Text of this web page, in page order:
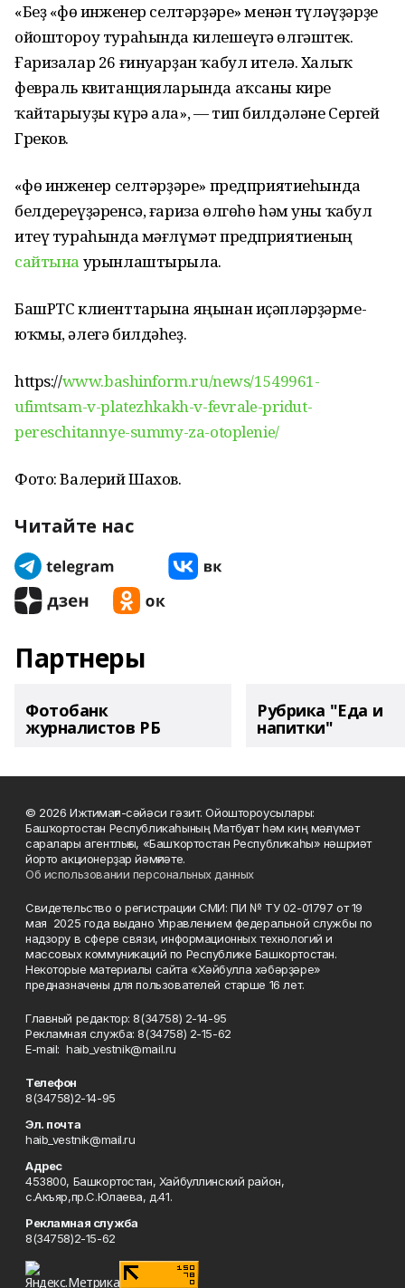
«Беҙ «Өфө инженер селтәрҙәре» менән түләүҙәрҙе
ойоштороу тураһында килешеүгә өлгәштек.
Ғаризалар 26 ғинуарҙан ҡабул ителә. Халыҡ
февраль квитанцияларында аҡсаны кире
ҡайтарыуҙы күрә ала», — тип билдәләне Сергей
Греков.
«Өфө инженер селтәрҙәре» предприятиеһында
белдереүҙәренсә, ғариза өлгөһө һәм уны ҡабул
итеү тураһында мәғлүмәт предприятиеның
сайтына урынлаштырыла.
БашРТС клиенттарына яңынан иҫәпләрҙәрме-
юҡмы, әлегә билдәһеҙ.
https://www.bashinform.ru/news/1549961-
ufimtsam-v-platezhkakh-v-fevrale-pridut-
pereschitannye-summy-za-otoplenie/
Фото: Валерий Шахов.
Читайте нас
Партнеры
Фотобанк
журналистов РБ
Рубрика "Еда и
напитки"
© 2026 Ижтимағи-сәйәси гәзит. Ойоштороусылары:
Башҡортостан Республикаһының Матбуғат һәм киң мәғлүмәт
саралары агентлығы, «Башҡортостан Республикаһы» нәшриәт
йорто акционерҙар йәмғиәте.
Об использовании персональных данных
Свидетельство о регистрации СМИ: ПИ № ТУ 02-01797 от 19
мая 2025 года выдано Управлением федеральной службы по
надзору в сфере связи, информационных технологий и
массовых коммуникаций по Республике Башкортостан.
Некоторые материалы сайта «Хәйбулла хәбәрҙәре»
предназначены для пользователей старше 16 лет.
Главный редактор: 8(34758) 2-14-95
Рекламная служба: 8(34758) 2-15-62
Е-mаil: haib_vestnik@mail.ru
Телефон
8(34758)2-14-95
Эл. почта
haib_vestnik@mail.ru
Адрес
453800, Башкортостан, Хайбуллинский район,
с.Акъяр,пр.С.Юлаева, д.41.
Рекламная служба
8(34758)2-15-62